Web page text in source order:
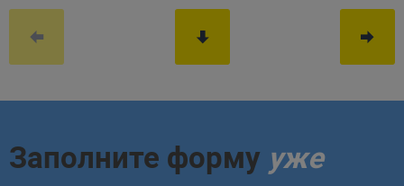
Заполните форму уже